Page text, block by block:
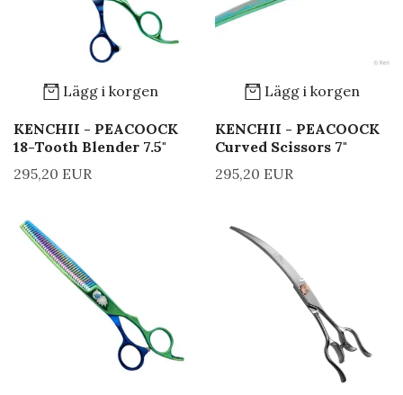
Lägg i korgen
KENCHII - PEACOOCK
18-Tooth Blender 7.5"
295,20 EUR
Lägg i korgen
KENCHII - PEACOOCK
Curved Scissors 7"
295,20 EUR